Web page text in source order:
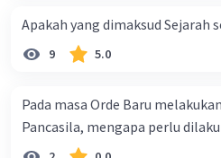
ton. Perbandingan berat beras
dalam truk adalah 1: 3. 9.
besar Rp14.000, berapakah
harus dibayar oleh Bu Vina? A.
Rp2.475.000 D. Rp2.280.000
Apakah yang dimaksud Sejarah
9 5.0
Pada masa Orde Baru
Pancasila, mengapa perlu